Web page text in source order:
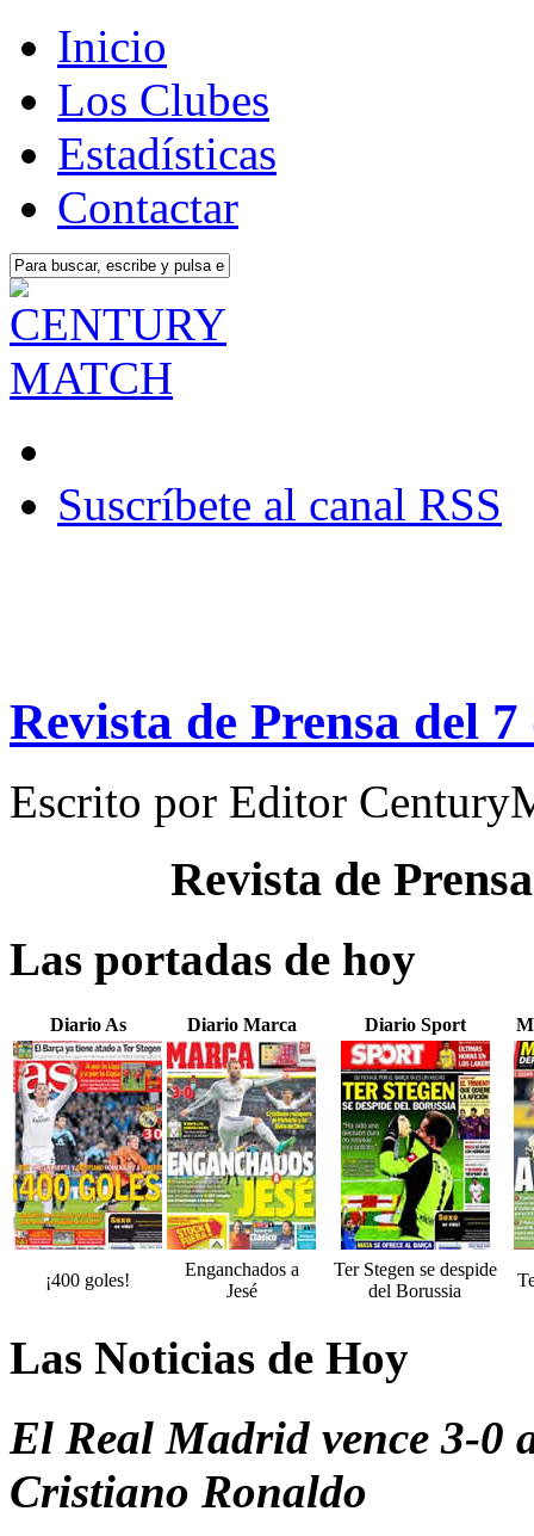
Inicio
Los Clubes
Estadísticas
Contactar
Suscríbete al canal RSS
Revista de Prensa del
Escrito por Editor
Revista de
Las portadas de hoy
Diario As Diario Marca Diario Sport
¡400 goles!
Enganchados a
Jesé
Ter Stegen se despide
del Borussia
Las Noticias de Hoy
El Real Madrid vence 3-0
Cristiano Ronaldo